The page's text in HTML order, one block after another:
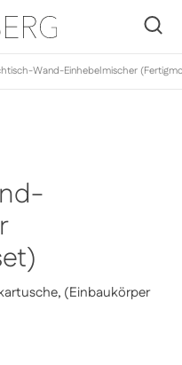
Wand-Einhebelmischer
(Einbaukörper